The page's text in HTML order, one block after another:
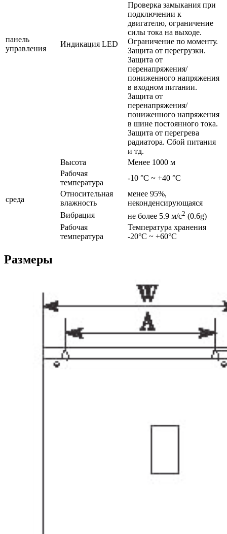
панель
управления
Индикация LED
Проверка замыкания при
подключении к
двигателю, ограничение
силы тока на выходе.
Ограничение по моменту.
Защита от перегрузки.
Защита от
перенапряжения/
пониженного напряжения
в входном питании.
Защита от
перенапряжения/
пониженного напряжения
в шине постоянного тока.
Защита от перегрева
радиатора. Сбой питания
и тд.
среда
Высота
Менее 1000 м
Рабочая
температура
-10 °C ~ +40 °C
Относительная
влажность
менее 95%,
неконденсирующаяся
Вибрация
не более 5.9 м/с2 (0.6g)
Рабочая
температура
Температура хранения
-20°C ~ +60°C
Размеры